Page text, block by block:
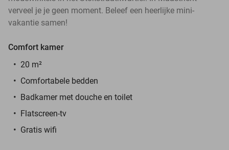
verveel je je geen moment. Beleef een heerlijke mini-
vakantie samen!
Comfort kamer
20 m²
Comfortabele bedden
Badkamer met douche en toilet
Flatscreen-tv
Gratis wifi